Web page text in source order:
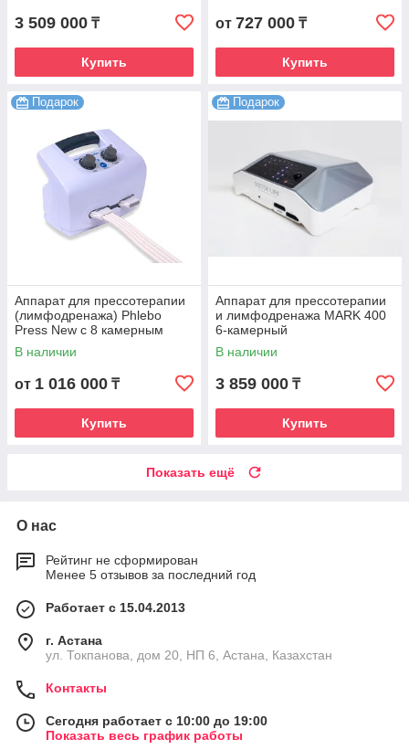
3 509 000 ₸
Купить
от 727 000 ₸
Купить
Подарок
Аппарат для прессотерапии
(лимфодренажа) Phlebo
Press New с 8 камерным
комбинезоном
В наличии
от 1 016 000 ₸
Купить
Подарок
Аппарат для прессотерапии
и лимфодренажа MARK 400
6-камерный
В наличии
3 859 000 ₸
Купить
Показать ещё
О нас
Рейтинг не сформирован
Менее 5 отзывов за последний год
Работает с 15.04.2013
г. Астана
ул. Токпанова, дом 20, НП 6, Астана, Казахстан
Контакты
Сегодня работает с 10:00 до 19:00
Показать весь график работы